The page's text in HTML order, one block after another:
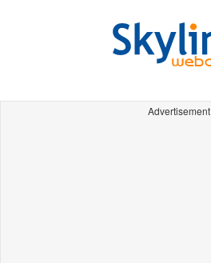
Advertisement